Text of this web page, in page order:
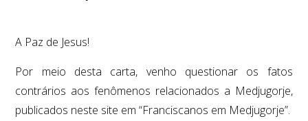
A Paz de Jesus!
Por meio desta carta, venho questionar os fatos
contrários aos fenômenos relacionados a Medjugorje,
publicados neste site em “Franciscanos em Medjugorje”.